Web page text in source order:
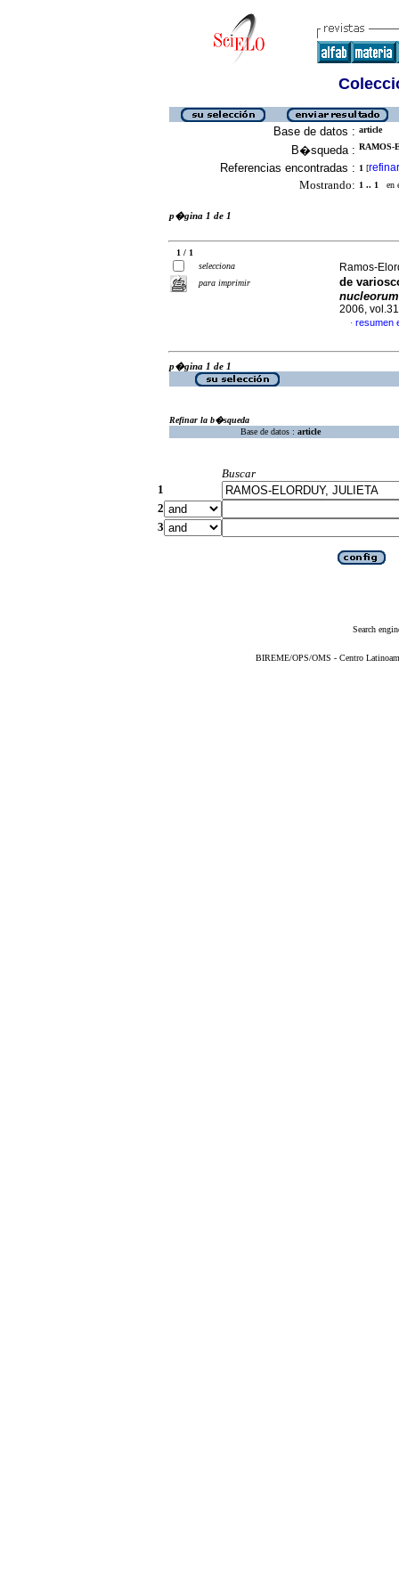
Base de datos : article
B�squeda : RAMOS-
Referencias encontradas : 1 [refinar
Mostrando: 1 .. 1 en
p�gina 1 de 1
1 / 1
selecciona
para imprimir
Ramos-
de
2006,
· resumen
p�gina 1 de 1
Refinar la b�squeda
Base de datos : article
Buscar
1
2
3
Search
BIREME/OPS/OMS - Centro